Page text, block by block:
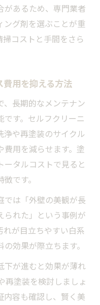
があるため、専門業者
ング剤を選ぶことが重
コストと手間をさら
用を抑える方法
、長期的なメンテナン
す。セルフクリーニ
浄や再塗装のサイクル
用を減らせます。塗
タルコストで見ると
です。
では「外壁の美観が長
られた」という事例が
が目立ちやすい白系
効果が際立ちます。
下が進むと効果が薄れ
再塗装を検討しましょ
内容も確認し、賢く美